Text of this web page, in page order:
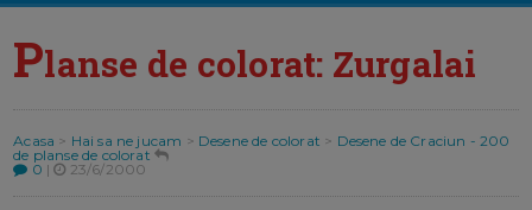
Planse de colorat: Zurgalai
Acasa > Hai sa ne jucam > Desene de colorat > Desene de Craciun - 200
de planse de colorat
0 | 23/6/2000